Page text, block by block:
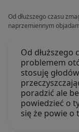
Od dłuższego czasu
naprzemiennym
Od dłuższego
problemem
stosuję
poradzić ale
powiedzieć o
się że powie